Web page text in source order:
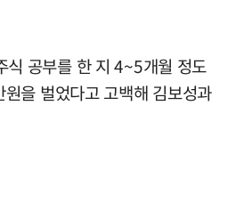
식 공부를 한 지 4~5개월 정도
을 벌었다고 고백해 김보성과